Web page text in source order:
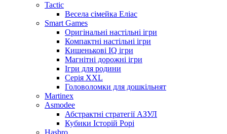
Tactic
Весела сімейка Еліас
Smart Games
Оригінальні настільні ігри
Компактні настільні ігри
Кишенькові IQ ігри
Магнітні дорожні ігри
Ігри для родини
Серія XXL
Головоломки для дошкільнят
Martinex
Asmodee
Абстрактні стратегії АЗУЛ
Кубики Історій Рорі
Hasbro